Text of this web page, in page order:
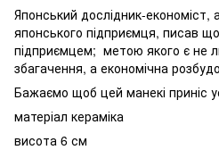
Японський дослідник-економіст,
японського підприємця, писав
підприємцем; метою якого є не
збагачення, а економічна
Бажаємо щоб цей манекі приніс
матеріал кераміка
висота 6 см